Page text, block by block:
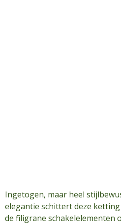
Ingetogen, maar heel
elegantie schittert deze
de filigrane schakelelementen